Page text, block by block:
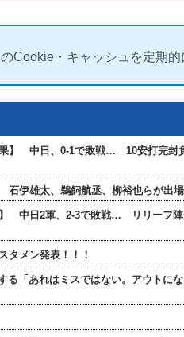
Cookie・キャッシュを定期的
】 中日、0-1で敗戦… 10安打完封
伊雄太、鵜飼航丞、柳裕也らが出場
中日2軍、2-3で敗戦… リリーフ陣
メン発表！！！
「あれはミスではない。アウトに